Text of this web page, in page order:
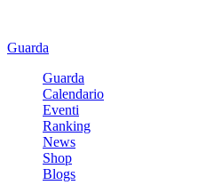
Guarda
Guarda
Calendario
Eventi
Ranking
News
Shop
Blogs